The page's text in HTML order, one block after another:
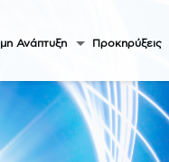
Ανάπτυξη Προκηρύξεις